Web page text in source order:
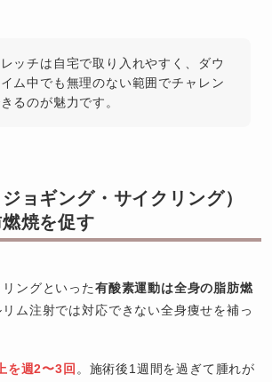
ッチは自宅で取り入れやすく、ダウ
ム中でも無理のない範囲でチャレン
るのが魅力です。
ョギング・サイクリング）
燃焼を促す
ングといった有酸素運動は全身の脂肪燃
ム注射では対応できない全身痩せを補っ
を週2〜3回 。施術後1週間を過ぎて腫れが